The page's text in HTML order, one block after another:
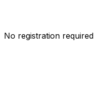
No registration required